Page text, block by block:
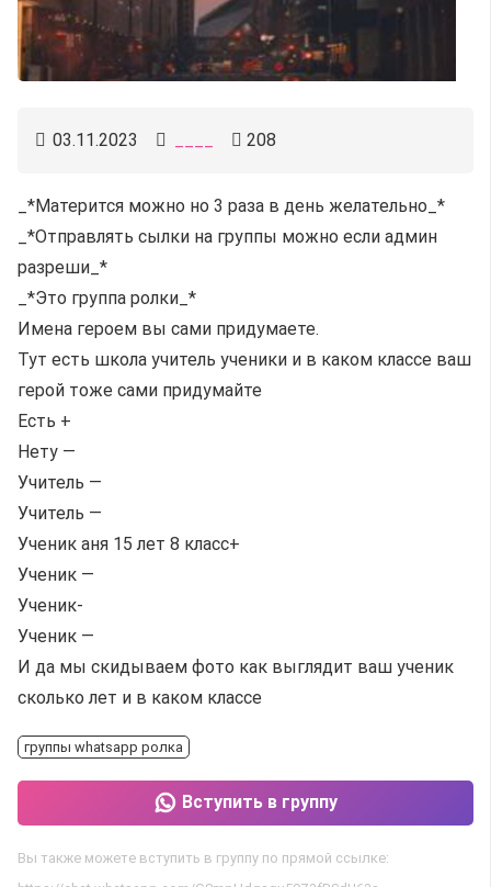
03.11.2023 208
_*Матерится можно но 3 раза в день желательно_*
_*Отправлять сылки на группы можно если админ
разреши_*
_*Это группа ролки_*
Имена героем вы сами придумаете.
Тут есть школа учитель ученики и в каком классе ваш
герой тоже сами придумайте
Есть +
Нету —
Учитель —
Учитель —
Ученик аня 15 лет 8 класс+
Ученик —
Ученик-
Ученик —
И да мы скидываем фото как выглядит ваш ученик
сколько лет и в каком классе
группы whatsapp ролка
Вступить в группу
Вы также можете вступить в группу по прямой ссылке: